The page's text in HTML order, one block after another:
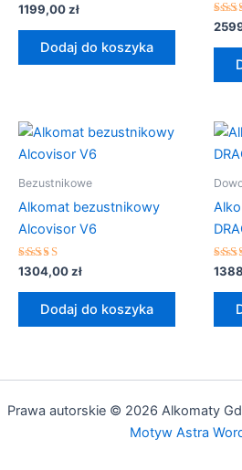
1199,00zł
Dodaj do koszyka
5.00
na 5
Bezustnikowe
Alkomat bezustnikowy
Alcovisor V6
Oceniono
5.00
na 5
1304,00zł
Dodaj do koszyka
na 5
Prawa autorskie © 2026 Alkomaty
Motyw Astra